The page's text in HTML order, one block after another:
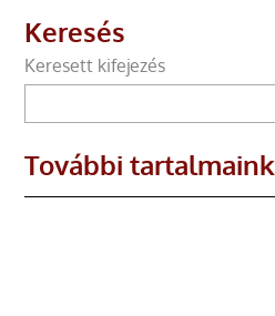
Keresés
Keresett kifejezés
További tartalmaink